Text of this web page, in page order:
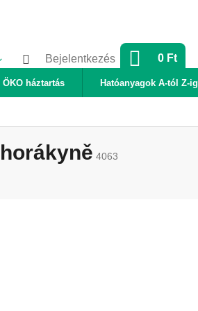
Bejelentkezés KOSÁR
0 Ft
ÖKO háztartás Hatóanyagok A-tól Z-ig
4063